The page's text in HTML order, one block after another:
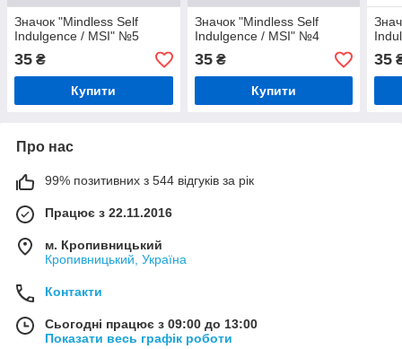
Значок "Mindless Self
Indulgence / MSI" №5
35 ₴
Купити
Значок "Mindless Self
Indulgence / MSI" №4
35₴
Купити
35
Про нас
99% позитивних з 544 відгуків за рік
Працює з 22.11.2016
м. Кропивницький
Кропивницький, Україна
Контакти
Сьогодні працює з 09:00 до 13:00
Показати весь графік роботи